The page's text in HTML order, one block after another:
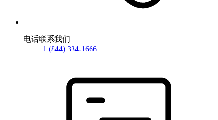
电话联系我们
1 (844) 334-1666